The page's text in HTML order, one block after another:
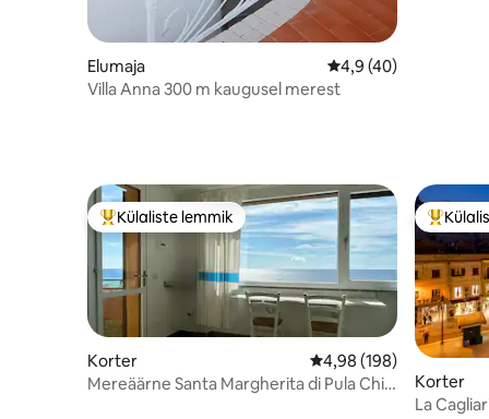
Elumaja Keskmine hinnang
4,9 (40)
Villa Anna 300 m kaugusel merest
Külaliste suur lemmik
Külaliste lemmik
Korter Keskmine hinnang
4,98 (198)
Mereäärne Santa Margherita di Pula Chia
Korter
La